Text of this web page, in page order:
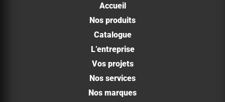
Accueil
Nos produits
Catalogue
L’entreprise
Vos projets
Nos services
Nos marques